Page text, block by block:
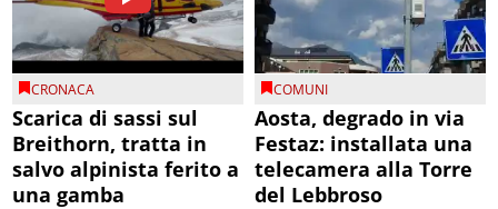
CRONACA
Scarica di sassi sul
Breithorn, tratta in
salvo alpinista ferito a
una gamba
COMUNI
Aosta, degrado in via
Festaz: installata una
telecamera alla Torre
del Lebbroso